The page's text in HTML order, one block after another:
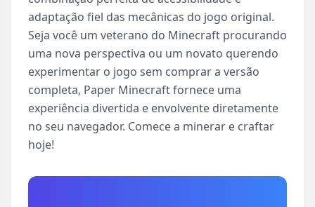
adaptação fiel das mecânicas do jogo original.
Seja você um veterano do Minecraft procurando
uma nova perspectiva ou um novato querendo
experimentar o jogo sem comprar a versão
completa, Paper Minecraft fornece uma
experiência divertida e envolvente diretamente
no seu navegador. Comece a minerar e craftar
hoje!